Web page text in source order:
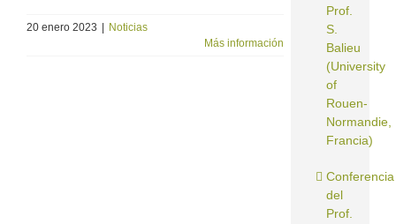
20 enero 2023
Noticias
Más información
Prof.
S.
Balieu
(University
of
Rouen-
Normandie,
Francia)
Conferencia
del
Prof.